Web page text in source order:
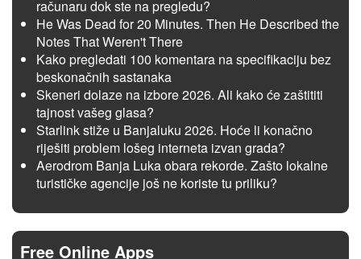
računaru dok ste na pregledu?
He Was Dead for 20 Minutes. Then He Described the
Notes That Weren't There
Kako pregledati 100 komentara na specifikaciju bez
beskonačnih sastanaka
Skeneri dolaze na izbore 2026. Ali kako će zaštititi
tajnost vašeg glasa?
Starlink stiže u Banjaluku 2026. Hoće li konačno
riješiti problem lošeg interneta izvan grada?
Aerodrom Banja Luka obara rekorde. Zašto lokalne
turističke agencije još ne koriste tu priliku?
Free Online Apps